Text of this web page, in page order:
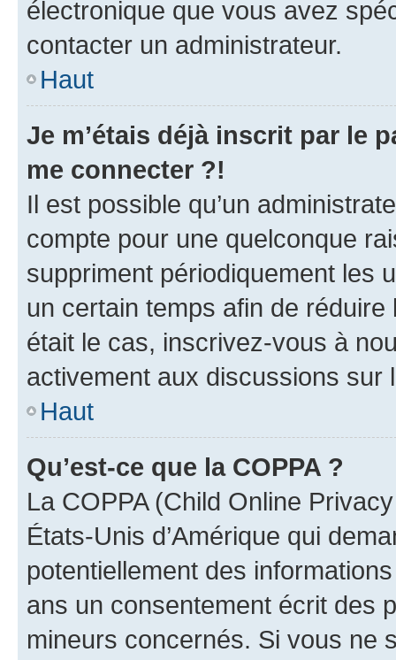
électronique que vous avez
contacter un administrateur.
Haut
Je m’étais déjà inscrit par le
me connecter ?!
Il est possible qu’un
compte pour une quelconque
suppriment périodiquement les
un certain temps afin de
était le cas, inscrivez-vous à
activement aux discussions sur
Haut
Qu’est-ce que la COPPA ?
La COPPA (Child Online
États-Unis d’Amérique qui
potentiellement des
ans un consentement écrit des
mineurs concernés. Si vous ne